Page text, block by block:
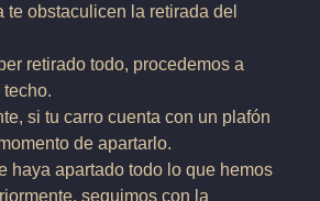
te obstaculicen la retirada del
retirado todo, procedemos a
si tu carro cuenta con un plafón
de apartarlo.
haya apartado todo lo que hemos
seguimos con la